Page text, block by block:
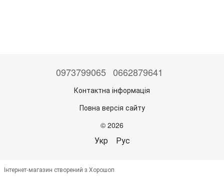
0973799065 0662879641
Контактна інформація
Повна версія сайту
© 2026
Укр Рус
Інтернет-магазин створений з Хорошоп